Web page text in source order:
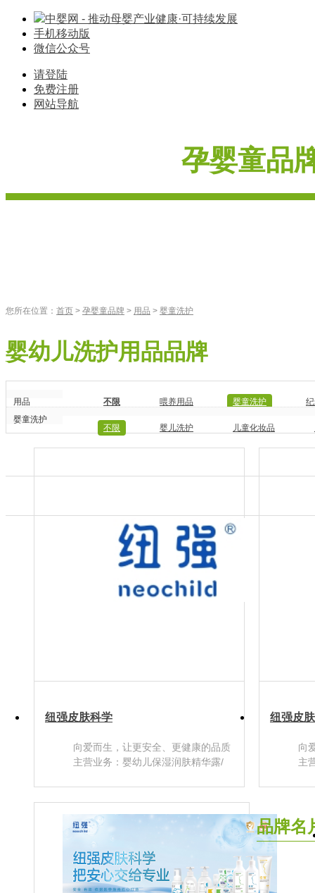
中婴网 - 推动母婴产业健康·可持续发展
手机移动版
微信公众号
请登陆
免费注册
网站导航
孕婴童品
您所在位置： 首页 > 孕婴童品牌 > 用品 > 婴童洗护
婴幼儿洗护用品品牌
用品 不限 喂养用品 婴童洗护
婴童洗护
不限
婴儿洗护 儿童化妆品
纽强皮肤科学
向爱而生，让更安全、更健康的品质
生活无处不在 ！
主营业务：婴幼儿保湿润肤精华露/
泡，婴童奶瓶果蔬清洁剂，婴幼儿衣
物洗衣液，草本婴幼儿牙育，儿童清
洁防蛀牙，儿童舒缓清润冰冰霜，儿
童洁面泡泡，儿童洗发露，儿童沐浴
露，控油祛痘净颜洁面乳男女款
纽强皮
向
生
主
物
洁
品牌名